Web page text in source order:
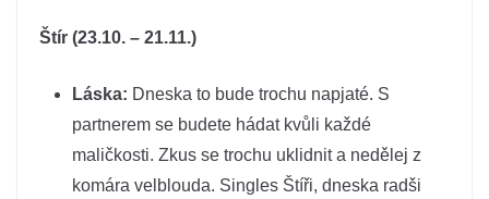
Štír (23.10. – 21.11.)
Láska: Dneska to bude trochu napjaté. S
partnerem se budete hádat kvůli každé
maličkosti. Zkus se trochu uklidnit a nedělej z
komára velblouda. Singles Štíři, dneska radši